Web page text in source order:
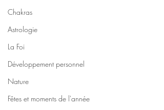
Chakras
Astrologie
La Foi
Développement personnel
Nature
Fêtes et moments de l'année